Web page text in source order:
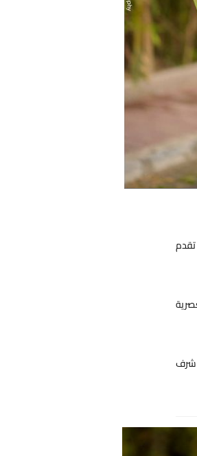
شرف